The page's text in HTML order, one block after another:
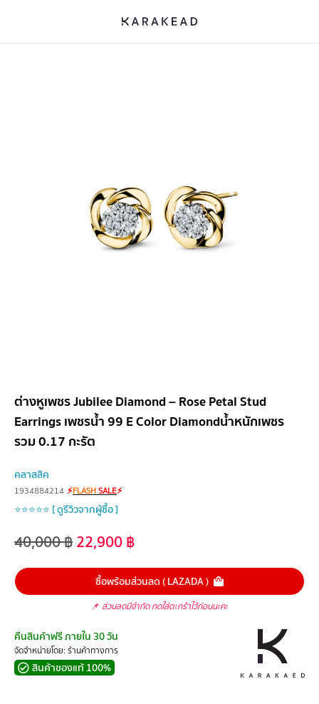
ต่างหูเพชร Jubilee Diamond – Rose Petal Stud
Earrings เพชรน้ำ 99 E Color Diamondน้ำหนักเพชร
รวม 0.17 กะรัต
คลาสสิค
1934884214 ⚡FLASHSALE⚡
⭐⭐⭐⭐⭐ [ ดูรีวิวจากผู้ซื้อ ]
40,000฿22,900฿
ซื้อพร้อมส่วนลด ( LAZADA )
📌 ส่วนลดมีจำกัด กดใส่ตะกร้าไว้ก่อนนะคะ
คืนสินค้าฟรี ภายใน 30 วัน
จัดจำหน่ายโดย: ร้านค้าทางการ
สินค้าของแท้ 100%